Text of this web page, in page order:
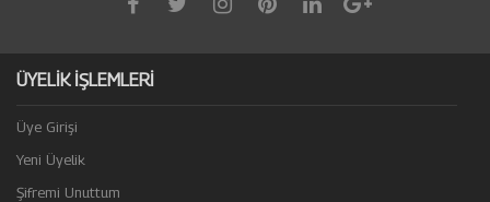
ÜYELİK İŞLEMLERİ
Üye Girişi
Yeni Üyelik
Şifremi Unuttum